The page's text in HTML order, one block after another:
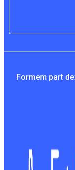
Formem part de: